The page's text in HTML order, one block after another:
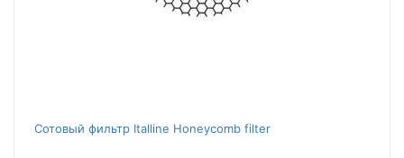
Сотовый фильтр Italline Honeycomb filter